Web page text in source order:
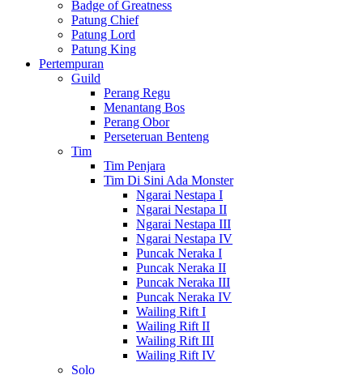
Badge of Greatness
Patung Chief
Patung Lord
Patung King
Pertempuran
Guild
Perang Regu
Menantang Bos
Perang Obor
Perseteruan Benteng
Tim
Tim Penjara
Tim Di Sini Ada Monster
Ngarai Nestapa I
Ngarai Nestapa II
Ngarai Nestapa III
Ngarai Nestapa IV
Puncak Neraka I
Puncak Neraka II
Puncak Neraka III
Puncak Neraka IV
Wailing Rift I
Wailing Rift II
Wailing Rift III
Wailing Rift IV
Solo